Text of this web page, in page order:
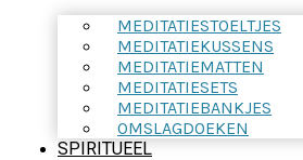
MEDITATIESTOELTJES
MEDITATIEKUSSENS
MEDITATIEMATTEN
MEDITATIESETS
MEDITATIEBANKJES
OMSLAGDOEKEN
SPIRITUEEL